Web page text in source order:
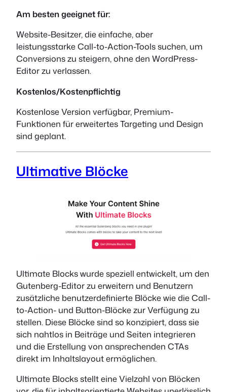
Am besten geeignet für:
Website-Besitzer, die einfache, aber
leistungsstarke Call-to-Action-Tools suchen, um
Conversions zu steigern, ohne den WordPress-
Editor zu verlassen.
Kostenlos/Kostenpflichtig
Kostenlose Version verfügbar, Premium-
Funktionen für erweitertes Targeting und Design
sind geplant.
Ultimative Blöcke
Ultimate Blocks wurde speziell entwickelt, um den
Gutenberg-Editor zu erweitern und Benutzern
zusätzliche benutzerdefinierte Blöcke wie die Call-
to-Action- und Button-Blöcke zur Verfügung zu
stellen. Diese Blöcke sind so konzipiert, dass sie
sich nahtlos in Beiträge und Seiten integrieren
und die Erstellung von ansprechenden CTAs
direkt im Inhaltslayout ermöglichen.
Ultimate Blocks stellt eine Vielzahl von Blöcken